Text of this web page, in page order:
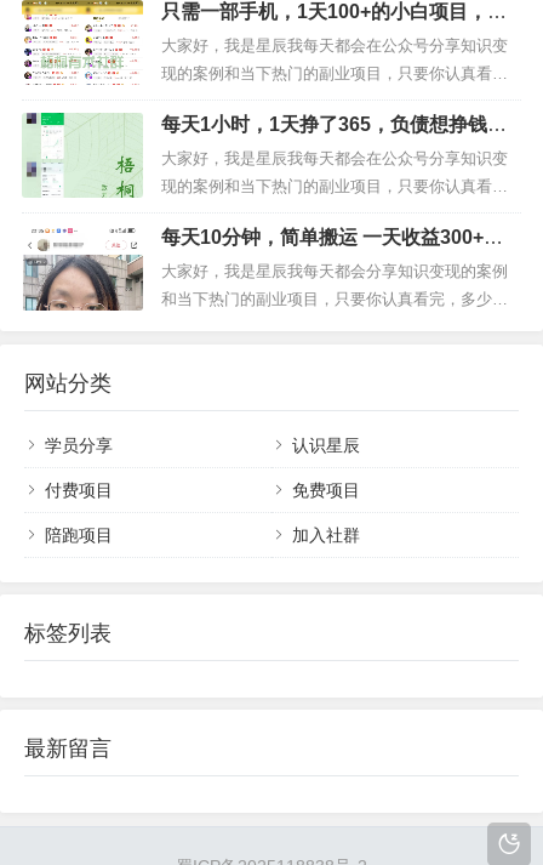
一、副业只是增加收入的一种方式
随着互联网的快速发展，越来越多的人开始寻找副业
机会来增加收入。互联网为我们提供了广阔的舞台，让我
们能够在舒适的家中就能做各种兼职副业。它不仅能增加
收入来源，还能让我们在工作之余找到更多的乐趣和成就
感。对于很多打工人来说副业已经成为他们追求自由、实
现财富自由的一种方式。
1.投入成本低：很多副业项目不需要资金投入，只需我
们把平时追剧
时间和精力用在项目学习和操作上就行。
间做就什么时间做，
3.收入潜力大：只要你选择一个正确的赛道，坚持去
这篇文章，我会告诉你，我是如何靠知识变现成功
翻身上岸的！做知识变现3年，7个月还清200万负
债，赚钱的方法很重要！最近后台很多小伙伴问：
“有没有...
只需一部手机，1天100+的小白项目，有
手就能做
大家好，我是星辰我每天都会在公众号分享知识变
现的案例和当下热门的副业项目，只要你认真看
完，多少都能够为你带来帮助或启发，觉得有用，
看完可以点个关注，后续每天分享更多干货。前几
天980块钱买了一个号称可以日入500以上的项目，
说实话，这个价格能买到一个日入500+的项目，我
肯定是不信的，但为了给咱们梧...
每天1小时，1天挣了365，负债想挣钱，
千万别做韭菜
大家好，我是星辰我每天都会在公众号分享知识变
现的案例和当下热门的副业项目，只要你认真看
完，多少都能够为你带来帮助或启发，觉得有用，
看完可以点个关注，后续每天分享更多干货。很多
朋友后台私信我说想做公众号赛道，但每天写文章
又太难了。有没有什么简单搬运的方法，今天给大
每天10分钟，简单搬运 一天收益300+
（附详细搬运方法）
大家好，我是星辰我每天都会分享知识变现的案例
和当下热门的副业项目，只要你认真看完，多少都
条、搜狐、企鹅、一点、公众号等平台拿多份收
益，同时还不用你来绞尽脑汁的去编写内容...
网站分类
学员分享 认识星辰
付费项目 免费项目
陪跑项目 加入社群
标签列表
最新留言